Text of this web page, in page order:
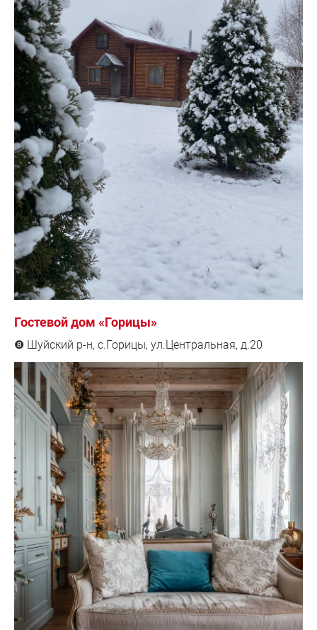
Гостевой дом «Горицы»
❽ Шуйский р-н, с.Горицы, ул.Центральная, д.20